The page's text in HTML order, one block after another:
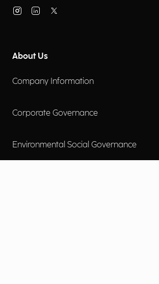
About Us
Company Information
Corporate Governance
Environmental Social Governance